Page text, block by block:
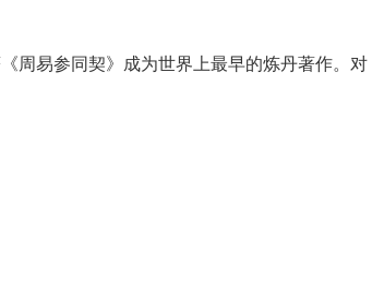
周易参同契》成为世界上最早的炼丹著作。对